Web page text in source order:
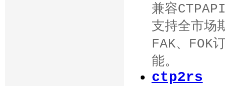
兼容
支持全市场
FAK、FOK
能。
ctp2rs